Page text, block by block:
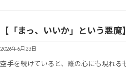
【「まっ、いいか」という悪魔】
2026年6月23日
空手を続けていると、誰の心にも現れる